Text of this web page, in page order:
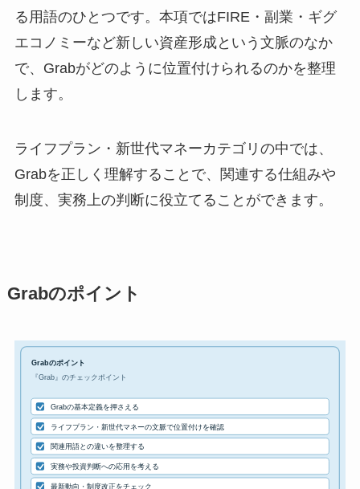
る用語のひとつです。本項ではFIRE・副業・ギグ
エコノミーなど新しい資産形成という文脈のなか
で、Grabがどのように位置付けられるのかを整理
します。
ライフプラン・新世代マネーカテゴリの中では、
Grabを正しく理解することで、関連する仕組みや
制度、実務上の判断に役立てることができます。
Grabのポイント
Grabのポイント
『Grab』のチェックポイント
Grabの基本定義を押さえる
ライフプラン・新世代マネーの文脈で位置付けを確認
関連用語との違いを整理する
実務や投資判断への応用を考える
最新動向・制度改正をチェック